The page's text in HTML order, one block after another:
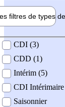
filtres de types de
contrat
CDI (3)
CDD (1)
Intérim (5)
CDI Intérimaire
Saisonnier